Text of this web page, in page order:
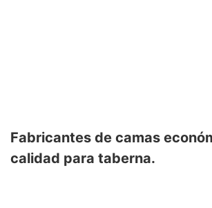
Fabricantes de camas
calidad para taberna.